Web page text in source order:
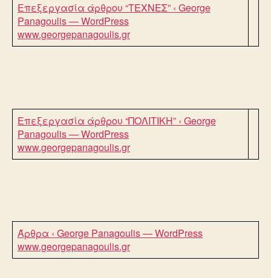
Επεξεργασία άρθρου “ΤΕΧΝΕΣ” ‹ George
Panagoulis — WordPress
www.georgepanagoulis.gr
Επεξεργασία άρθρου “ΠΟΛΙΤΙΚΗ” ‹ George
Panagoulis — WordPress
www.georgepanagoulis.gr
Άρθρα ‹ George Panagoulis — WordPress
www.georgepanagoulis.gr